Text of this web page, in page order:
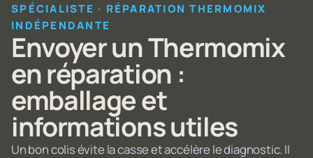
SPÉCIALISTE · RÉPARATION THERMOMIX
INDÉPENDANTE
Envoyer un Thermomix
en réparation :
emballage et
informations utiles
Un bon colis évite la casse et accélère le diagnostic. Il